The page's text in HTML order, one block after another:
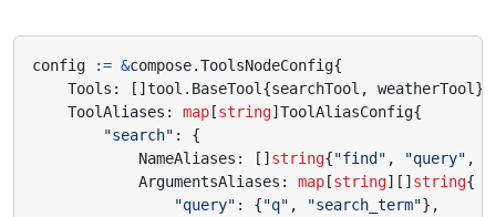
config := &compose.ToolsNodeConfig{
Tools : []tool . BaseTool {searchTool , weatherTool },
ToolAliases : map[string]ToolAliasConfig{
"search" :
{
NameAliases : []string{"find" , "query" ,
ArgumentsAliases : map[string][]string{
"query" : {"q" , "search_term"},